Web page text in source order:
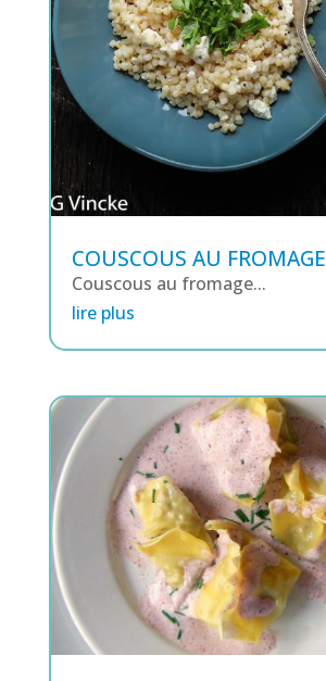
COUSCOUS AU FROMAGE
Couscous au fromage...
lire plus